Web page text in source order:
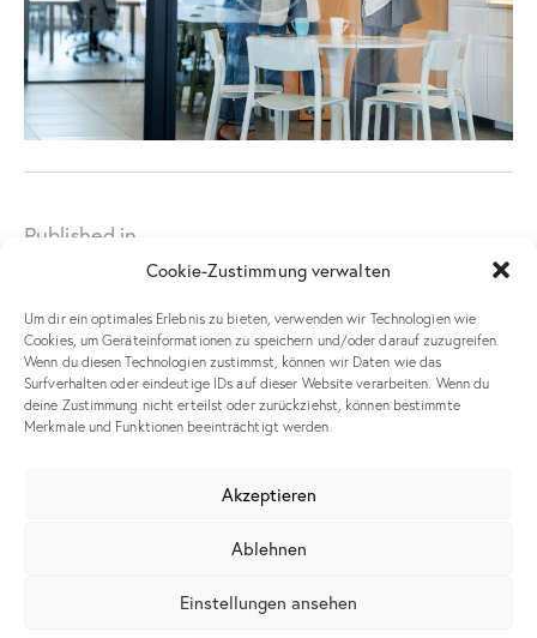
Cookie-Zustimmung verwalten
Um dir ein optimales Erlebnis zu bieten, verwenden wir Technologien wie
Cookies, um Geräteinformationen zu speichern und/oder darauf zuzugreifen.
Wenn du diesen Technologien zustimmst, können wir Daten wie das
Surfverhalten oder eindeutige IDs auf dieser Website verarbeiten. Wenn du
deine Zustimmung nicht erteilst oder zurückziehst, können bestimmte
Merkmale und Funktionen beeinträchtigt werden.
Akzeptieren
Ablehnen
Einstellungen ansehen
Published in
post17-copyright
Leave a comment
diesem Browser für die nächste Kommentierung speichern.